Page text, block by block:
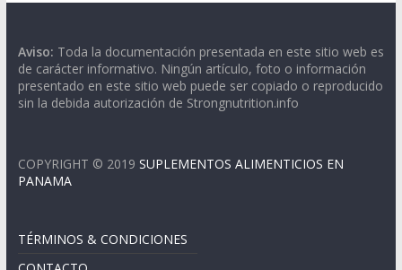
Aviso: Toda la documentación presentada en este sitio web es
de carácter informativo. Ningún artículo, foto o información
presentado en este sitio web puede ser copiado o reproducido
sin la debida autorización de Strongnutrition.info
COPYRIGHT © 2019 SUPLEMENTOS ALIMENTICIOS EN
PANAMA
TÉRMINOS & CONDICIONES